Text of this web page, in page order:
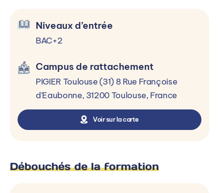
Niveaux d’entrée
BAC+2
Campus de rattachement
PIGIER Toulouse (31) 8 Rue Françoise
d'Eaubonne, 31200 Toulouse, France
Voir sur la carte
Débouchés de la formation
COMPLÉMENTAIRES
Anglais
Droit de l’urbanisme
Développement stratégique de l’activité
Outils informatiques du manager
l’investissement immobilier